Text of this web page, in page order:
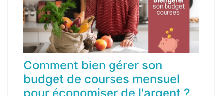
Comment bien gérer son
budget de courses mensuel
pour économiser de l'argent ?